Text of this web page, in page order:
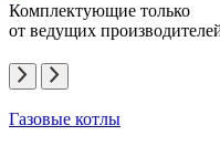
Комплектующие только
от ведущих
Газовые котлы